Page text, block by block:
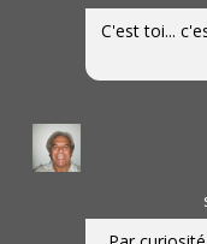
C'est toi...